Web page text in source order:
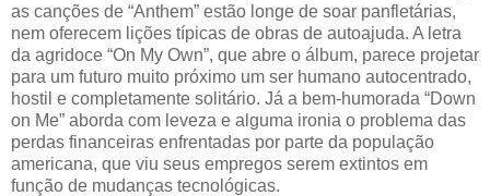
as canções de “Anthem” estão longe de soar panfletárias,
nem oferecem lições típicas de obras de autoajuda. A letra
da agridoce “On My Own”, que abre o álbum, parece projetar
para um futuro muito próximo um ser humano autocentrado,
hostil e completamente solitário. Já a bem-humorada “Down
on Me” aborda com leveza e alguma ironia o problema das
perdas financeiras enfrentadas por parte da população
americana, que viu seus empregos serem extintos em
função de mudanças tecnológicas.